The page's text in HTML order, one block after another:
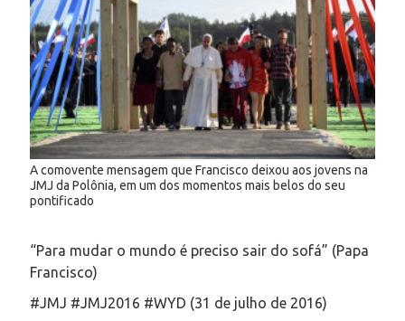
A comovente mensagem que Francisco deixou aos jovens na
JMJ da Polônia, em um dos momentos mais belos do seu
pontificado
“Para mudar o mundo é preciso sair do sofá” (Papa
Francisco)
#JMJ #JMJ2016 #WYD (31 de julho de 2016)